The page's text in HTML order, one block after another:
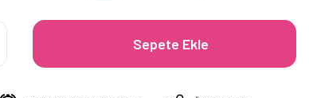
Sepete Ekle